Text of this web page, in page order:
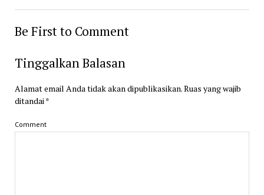
Be First to Comment
Tinggalkan Balasan
Alamat email Anda tidak akan dipublikasikan.Ruas yang wajib
ditandai*
Comment